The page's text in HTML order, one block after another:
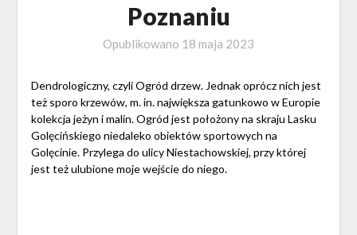
Poznaniu
Opublikowano 18 maja 2023
Dendrologiczny, czyli Ogród drzew. Jednak oprócz nich jest
też sporo krzewów, m. in. największa gatunkowo w Europie
kolekcja jeżyn i malin. Ogród jest położony na skraju Lasku
Golęcińskiego niedaleko obiektów sportowych na
Golęcinie. Przylega do ulicy Niestachowskiej, przy której
jest też ulubione moje wejście do niego.